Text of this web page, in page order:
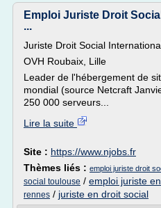
Emploi Juriste Droit
...
Juriste Droit Social
OVH Roubaix, Lille
Leader de l'hébergement de
mondial (source Netcraft
250 000 serveurs...
Lire la suite
Site : https://www.njobs.fr
Thèmes liés : emploi juriste droit
social toulouse / emploi juriste
rennes / juriste en droit social